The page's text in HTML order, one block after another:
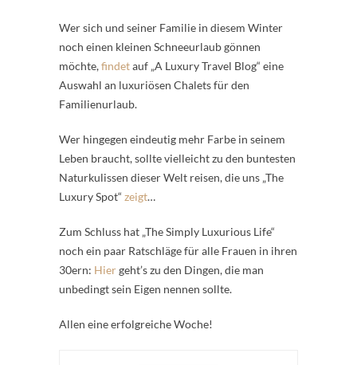
Wer sich und seiner Familie in diesem Winter
noch einen kleinen Schneeurlaub gönnen
möchte,findetauf „A Luxury Travel Blog“ eine
Auswahl an luxuriösen Chalets für den
Familienurlaub.
Wer hingegen eindeutig mehr Farbe in seinem
Leben braucht, sollte vielleicht zu den buntesten
Naturkulissen dieser Welt reisen, die uns „The
Luxury Spot“ zeigt…
Zum Schluss hat „The Simply Luxurious Life“
noch ein paar Ratschläge für alle Frauen in ihren
30ern: Hiergeht’s zu den Dingen, die man
unbedingt sein Eigen nennen sollte.
Allen eine erfolgreiche Woche!